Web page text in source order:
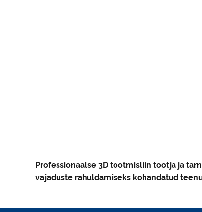
Professionaalse 3D tootmisliin tootja ja
vajaduste rahuldamiseks kohandatud